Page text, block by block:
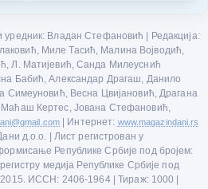
уредник: Владан Стефановић | Редакција:
Миле Тасић, Малина Војводић,
Л. Матијевић, Санда Милеуснић
Бабић, Александар Драгаш, Данило
Симеуновић, Весна Цвијановић, Драгана
Кертес, Јована Стефановић,
| Интернет: www.magazindani.rs
д.о.о. | Лист регистрован у
Републике Србије под бројем:
медија Републике Србије под
ИССН: 2406-1964 | Тираж: 1000 |